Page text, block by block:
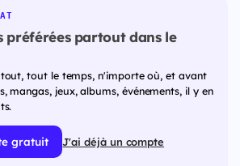
préférées partout dans le
tout le temps, n'importe où, et avant
mangas, jeux, albums, événements, il y en
gratuit J'ai déjà un compte